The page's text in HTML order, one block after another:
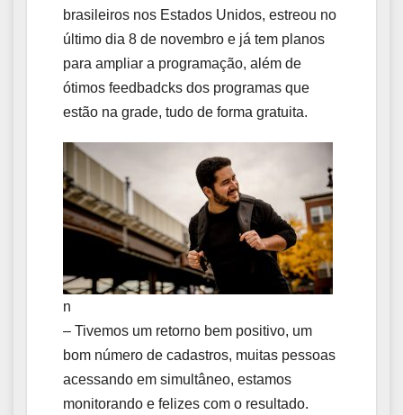
brasileiros nos Estados Unidos, estreou no
último dia 8 de novembro e já tem planos
para ampliar a programação, além de
ótimos feedbadcks dos programas que
estão na grade, tudo de forma gratuita.
n
– Tivemos um retorno bem positivo, um
bom número de cadastros, muitas pessoas
acessando em simultâneo, estamos
monitorando e felizes com o resultado.